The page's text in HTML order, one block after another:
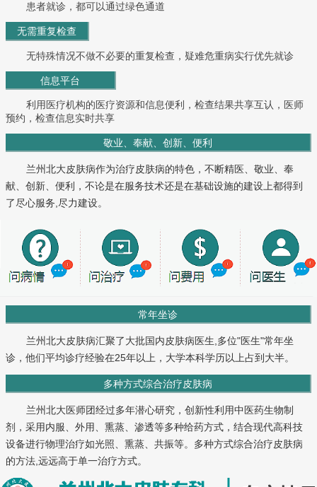
患者就诊，都可以通过绿色通道
无需重复检查
无特殊情况不做不必要的重复检查，疑难危重病实行优先就诊
信息平台
利用医疗机构的医疗资源和信息便利，检查结果共享互认，医师
预约，检查信息实时共享
敬业、奉献、创新、便利
兰州北大皮肤病作为治疗皮肤病的特色，不断精医、敬业、奉
献、创新、便利，不论是在服务技术还是在基础设施的建设上都得到
了尽心服务,尽力建设。
常年坐诊
兰州北大皮肤病汇聚了大批国内皮肤病医生,多位"医生"常年坐
诊，他们平均诊疗经验在25年以上，大学本科学历以上占到大半。
多种方式综合治疗皮肤病
兰州北大医师团经过多年潜心研究，创新性利用中医药生物制
剂，采用内服、外用、熏蒸、渗透等多种给药方式，结合现代高科技
设备进行物理治疗如光照、熏蒸、共振等。多种方式综合治疗皮肤病
的方法,远远高于单一治疗方式。